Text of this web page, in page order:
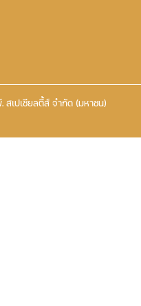
เปเชียลตี้ส์ จำกัด (มหาชน)